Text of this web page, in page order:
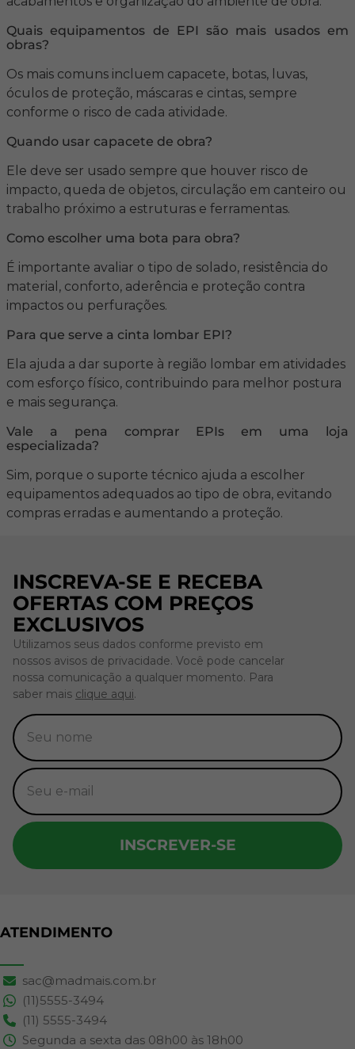
Quais equipamentos de EPI são mais usados em
obras?
Os mais comuns incluem capacete, botas, luvas,
óculos de proteção, máscaras e cintas, sempre
conforme o risco de cada atividade.
Quando usar capacete de obra?
Ele deve ser usado sempre que houver risco de
impacto, queda de objetos, circulação em canteiro ou
trabalho próximo a estruturas e ferramentas.
Como escolher uma bota para obra?
É importante avaliar o tipo de solado, resistência do
material, conforto, aderência e proteção contra
impactos ou perfurações.
Para que serve a cinta lombar EPI?
Ela ajuda a dar suporte à região lombar em atividades
com esforço físico, contribuindo para melhor postura
e mais segurança.
Vale a pena comprar EPIs em uma loja
especializada?
Sim, porque o suporte técnico ajuda a escolher
equipamentos adequados ao tipo de obra, evitando
compras erradas e aumentando a proteção.
INSCREVA-SE E RECEBA
OFERTAS COM PREÇOS
EXCLUSIVOS
Utilizamos seus dados conforme previsto em
nossos avisos de privacidade. Você pode cancelar
nossa comunicação a qualquer momento. Para
saber mais clique aqui.
INSCREVER-SE
ATENDIMENTO
sac@madmais.com.br
(11)5555-3494
(11) 5555-3494
Segunda a sexta das 08h00 às 18h00